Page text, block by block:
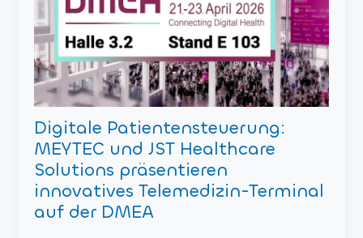
Digitale Patientensteuerung:
MEYTEC und JST Healthcare
Solutions präsentieren
innovatives Telemedizin-Terminal
auf der DMEA